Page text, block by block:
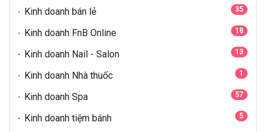
Kinh doanh bán lẻ 35
Kinh doanh FnB Online 18
Kinh doanh Nail - Salon 13
Kinh doanh Nhà thuốc 1
Kinh doanh Spa 57
Kinh doanh tiệm bánh 5